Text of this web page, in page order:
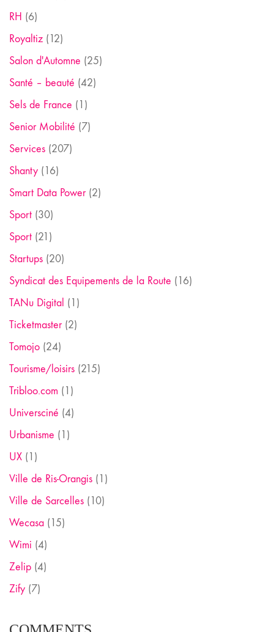
RH (6)
Royaltiz (12)
Salon d'Automne (25)
Santé – beauté (42)
Sels de France (1)
Senior Mobilité (7)
Services (207)
Shanty (16)
Smart Data Power(2)
Sport (30)
Sport (21)
Startups (20)
Syndicat des Equipements de la Route (16)
TANu Digital (1)
Ticketmaster(2)
Tomojo (24)
Tourisme/loisirs (215)
Tribloo.com (1)
Universciné (4)
Urbanisme (1)
UX (1)
Ville de Ris-Orangis (1)
Ville de Sarcelles (10)
Wecasa (15)
Wimi (4)
Zelip (4)
Zify (7)